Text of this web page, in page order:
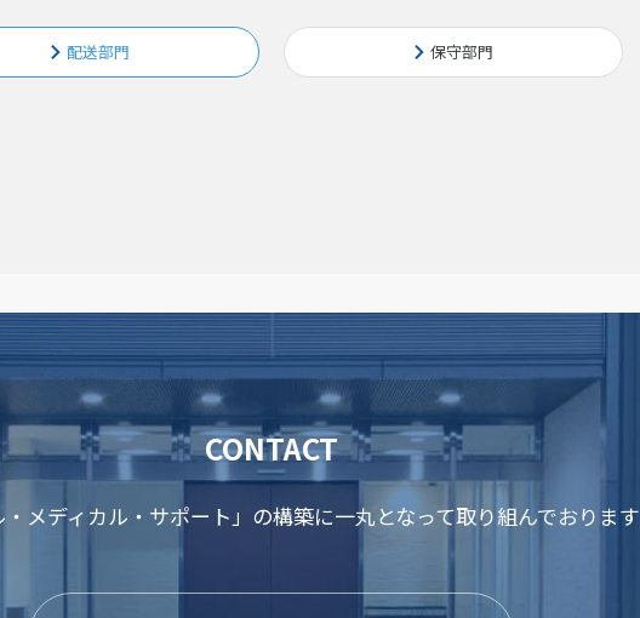
配送部門 保守部門
CONTACT
メディカル・サポート」の構築に一丸となって取り組んでおります